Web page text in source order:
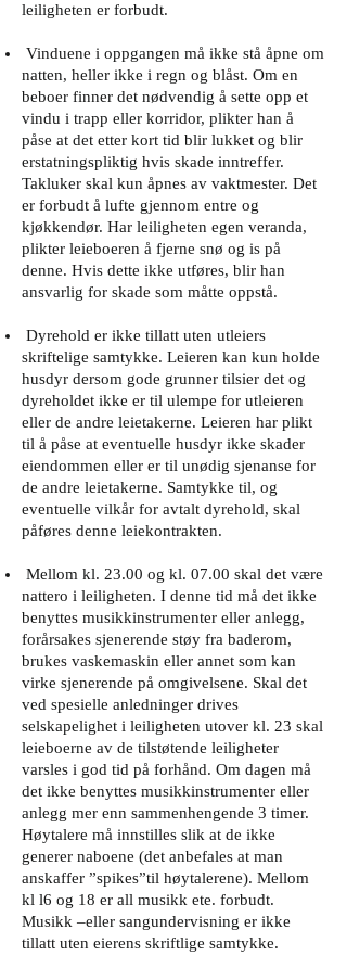
leiligheten er forbudt.
Vinduene i oppgangen må ikke stå åpne om
natten, heller ikke i regn og blåst. Om en
beboer finner det nødvendig å sette opp et
vindu i trapp eller korridor, plikter han å
påse at det etter kort tid blir lukket og blir
erstatningspliktig hvis skade inntreffer.
Takluker skal kun åpnes av vaktmester. Det
er forbudt å lufte gjennom entre og
kjøkkendør. Har leiligheten egen veranda,
plikter leieboeren å fjerne snø og is på
denne. Hvis dette ikke utføres, blir han
ansvarlig for skade som måtte oppstå.
Dyrehold er ikke tillatt uten utleiers
skriftelige samtykke. Leieren kan kun holde
husdyr dersom gode grunner tilsier det og
dyreholdet ikke er til ulempe for utleieren
eller de andre leietakerne. Leieren har plikt
til å påse at eventuelle husdyr ikke skader
eiendommen eller er til unødig sjenanse for
de andre leietakerne. Samtykke til, og
eventuelle vilkår for avtalt dyrehold, skal
påføres denne leiekontrakten.
Mellom kl. 23.00 og kl. 07.00 skal det være
nattero i leiligheten. I denne tid må det ikke
benyttes musikkinstrumenter eller anlegg,
forårsakes sjenerende støy fra baderom,
brukes vaskemaskin eller annet som kan
virke sjenerende på omgivelsene. Skal det
ved spesielle anledninger drives
selskapelighet i leiligheten utover kl. 23 skal
leieboerne av de tilstøtende leiligheter
varsles i god tid på forhånd. Om dagen må
det ikke benyttes musikkinstrumenter eller
anlegg mer enn sammenhengende 3 timer.
Høytalere må innstilles slik at de ikke
generer naboene (det anbefales at man
anskaffer ”spikes”til høytalerene). Mellom
kl l6 og 18 er all musikk ete. forbudt.
Musikk –eller sangundervisning er ikke
tillatt uten eierens skriftlige samtykke.